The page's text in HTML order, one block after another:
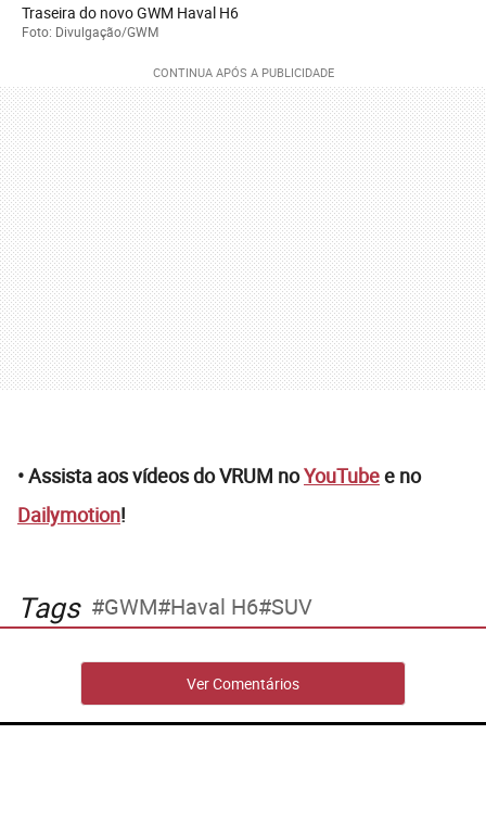
Traseira do novo GWM Haval H6
Foto: Divulgação/GWM
• Assista aos vídeos do VRUM noYouTubee no
Dailymotion!
Tags GWM Haval H6 SUV
Ver Comentários